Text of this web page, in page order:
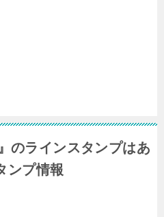
のラインスタンプはあ
ンプ情報